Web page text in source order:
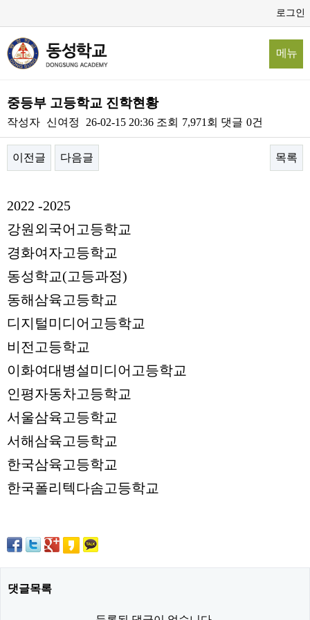
로그인
메뉴
중등부 고등학교 진학현황
작성자 신여정 26-02-15 20:36 조회 7,971회 댓글 0건
이전글 다음글 목록
2022 -2025
강원외국어고등학교
경화여자고등학교
동성학교(고등과정)
동해삼육고등학교
디지털미디어고등학교
비전고등학교
이화여대병설미디어고등학교
인평자동차고등학교
서울삼육고등학교
서해삼육고등학교
한국삼육고등학교
한국폴리텍다솜고등학교
댓글목록